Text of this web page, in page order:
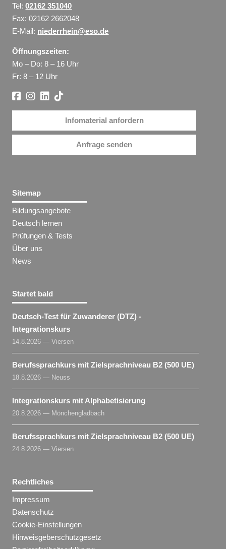
Tel:02162 351040
Fax: 02162 2662048
E-Mail: niederrhein@eso.de
Öffnungszeiten:
Mo – Do: 8 – 16 Uhr
Fr: 8 – 12 Uhr
Infomaterial anfordern
Anfrage senden
Sitemap
Bildungsangebote
Deutsch lernen
Prüfungen & Tests
Über uns
News
Startet bald
Deutsch-Test für Zuwanderer (DTZ) -
Integrationskurs
14.8.2026 — Viersen
Berufssprachkurs mit Zielsprachniveau B2 (500 UE)
18.8.2026 — Neuss
Integrationskurs mit Alphabetisierung
20.8.2026 — Mönchengladbach
Berufssprachkurs mit Zielsprachniveau B2 (500 UE)
24.8.2026 — Viersen
Rechtliches
Impressum
Datenschutz
Cookie-Einstellungen
Hinweisgeberschutzgesetz